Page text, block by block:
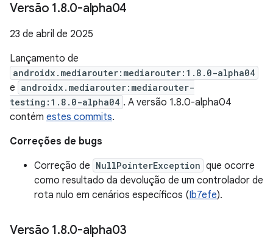
Versão 1.8.0-alpha04
23 de abril de 2025
Lançamento de
androidx.mediarouter:mediarouter:1.8.0-alpha04
e androidx.mediarouter:mediarouter-
testing:1.8.0-alpha04 . A versão 1.8.0-alpha04
contém estes commits.
Correções de bugs
Correção de NullPointerException que ocorre
como resultado da devolução de um controlador de
rota nulo em cenários específicos (Ib7efe).
Versão 1.8.0-alpha03